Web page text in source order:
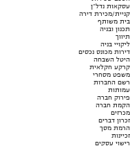
עסקאות נדל"ן
קניית/מכירת דירה
בית משותף
תכנון ובניה
תיווך
ליקויי בניה
דירות מכונס נכסים
היטל השבחה
קרקע חקלאית
משפט מסחרי
רשם החברות
עמותות
פירוק חברה
הקמת חברה
מכרזים
זכרון דברים
הרמת מסך
זכיינות
רישוי עסקים